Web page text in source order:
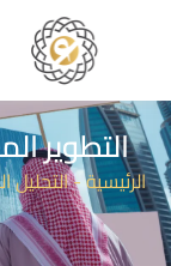
التطوير
الرئيسية-التحليل